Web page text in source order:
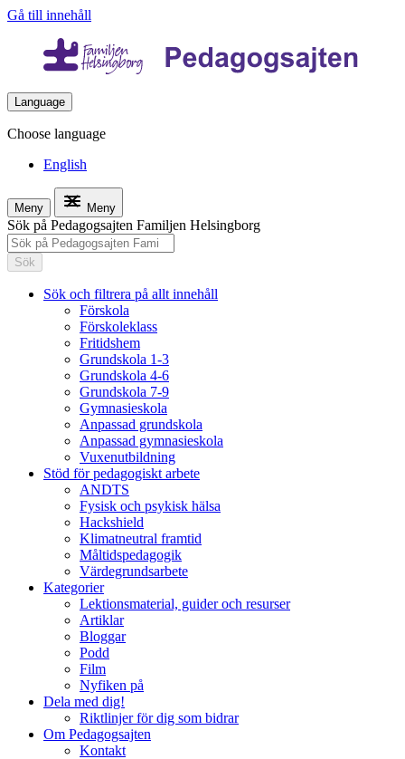
Gå till innehåll
Language
Choose language
English
Meny Meny
Sök på Pedagogsajten Familjen Helsingborg
Sök
Sök och filtrera på allt innehåll
Förskola
Förskoleklass
Fritidshem
Grundskola 1-3
Grundskola 4-6
Grundskola 7-9
Gymnasieskola
Anpassad grundskola
Anpassad gymnasieskola
Vuxenutbildning
Stöd för pedagogiskt arbete
ANDTS
Fysisk och psykisk hälsa
Hackshield
Klimatneutral framtid
Måltidspedagogik
Värdegrundsarbete
Kategorier
Lektionsmaterial, guider och resurser
Artiklar
Bloggar
Podd
Film
Nyfiken på
Dela med dig!
Riktlinjer för dig som bidrar
Om Pedagogsajten
Kontakt